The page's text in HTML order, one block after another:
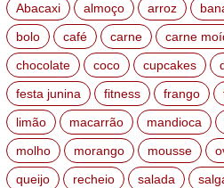
Abacaxi almoço arroz
bolo
café carne carne
chocolate
coco cupcakes
festa junina
fitness frango
limão
macarrão mandioca
molho
morango mousse
queijo
recheio salada